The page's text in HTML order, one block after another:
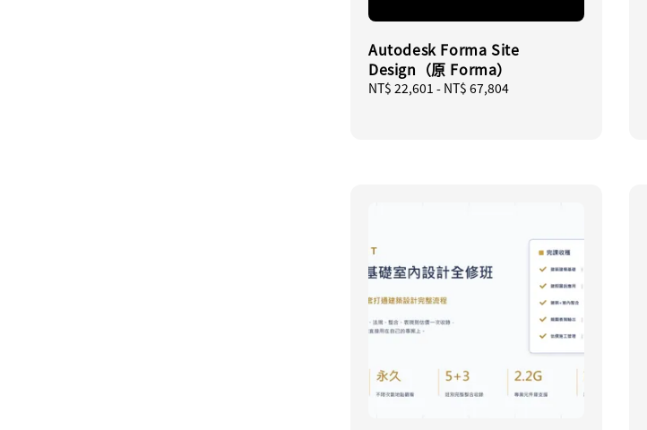
Autodesk Forma Site
Design（原 Forma）
Regular
NT$ 22,601 - NT$ 67,804